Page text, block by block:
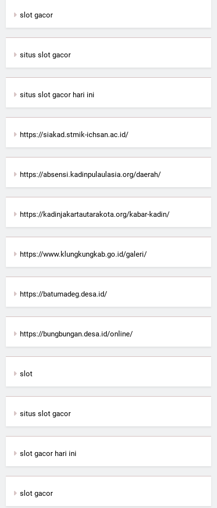
slot gacor
situs slot gacor
situs slot gacor hari ini
https://siakad.stmik-ichsan.ac.id/
https://absensi.kadinpulaulasia.org/daerah/
https://kadinjakartautarakota.org/kabar-kadin/
https://www.klungkungkab.go.id/galeri/
https://batumadeg.desa.id/
https://bungbungan.desa.id/online/
slot
situs slot gacor
slot gacor hari ini
slot gacor